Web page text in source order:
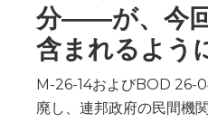
分――が、今
含まれるよう
M-26-14およびBOD 26-
廃し、連邦政府の民間機